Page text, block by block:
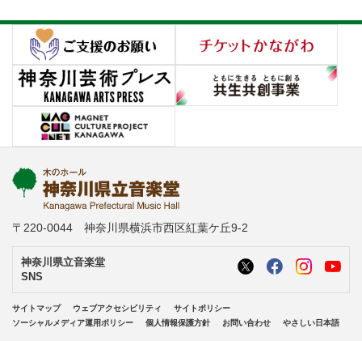
〒220-0044 神奈川県横浜市西区紅葉ケ丘9-2
神奈川県立音楽堂
SNS
サイトマップ ウェブアクセシビリティ
サイトポリシー
ソーシャルメディア運用ポリシー
個人情報保護方針 お問い合わせ やさしい日本語